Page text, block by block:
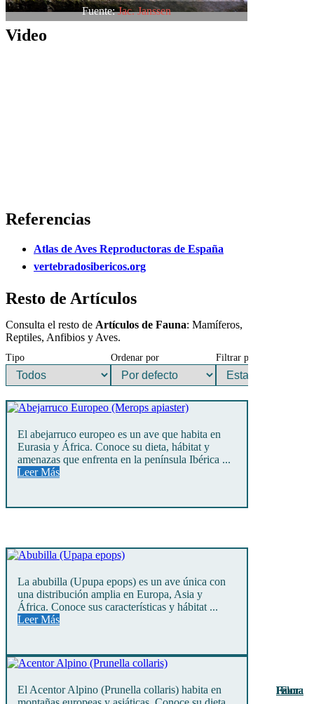
Fuente:Jac. Janssen
Video
Referencias
Atlas de Aves Reproductoras de España
vertebradosibericos.org
Resto de Artículos
Consulta el resto de Artículos de Fauna: Mamíferos,
Reptiles, Anfibios y Aves.
Tipo Ordenar por Filtrar por
El abejarruco europeo es un ave que habita en
Eurasia y África. Conoce su dieta, hábitat y
amenazas que enfrenta en la península Ibérica ...
Leer Más
Fauna
La abubilla (Upupa epops) es un ave única con
una distribución amplia en Europa, Asia y
África. Conoce sus características y hábitat ...
Leer Más
Fauna
El Acentor Alpino (Prunella collaris) habita en
Fauna
Fauna
Fauna
Fauna
Fauna
Fauna
Flora
Fauna
Fauna
Flora
Fauna